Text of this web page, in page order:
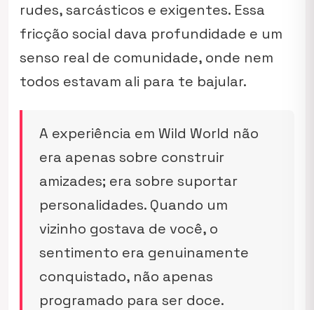
rudes, sarcásticos e exigentes. Essa
fricção social dava profundidade e um
senso real de comunidade, onde nem
todos estavam ali para te bajular.
A experiência em Wild World não
era apenas sobre construir
amizades; era sobre suportar
personalidades. Quando um
vizinho gostava de você, o
sentimento era genuinamente
conquistado, não apenas
programado para ser doce.